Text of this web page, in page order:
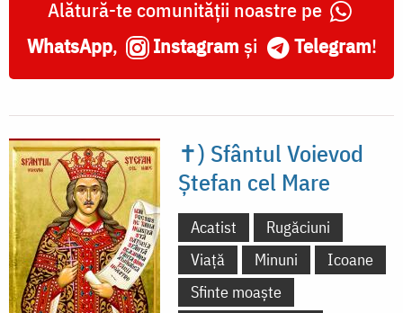
Alătură-te comunității noastre pe
WhatsApp, Instagram și Telegram!
✝) Sfântul Voievod
Ștefan cel Mare
Acatist
Rugăciuni
Viață
Minuni
Icoane
Sfinte moaște